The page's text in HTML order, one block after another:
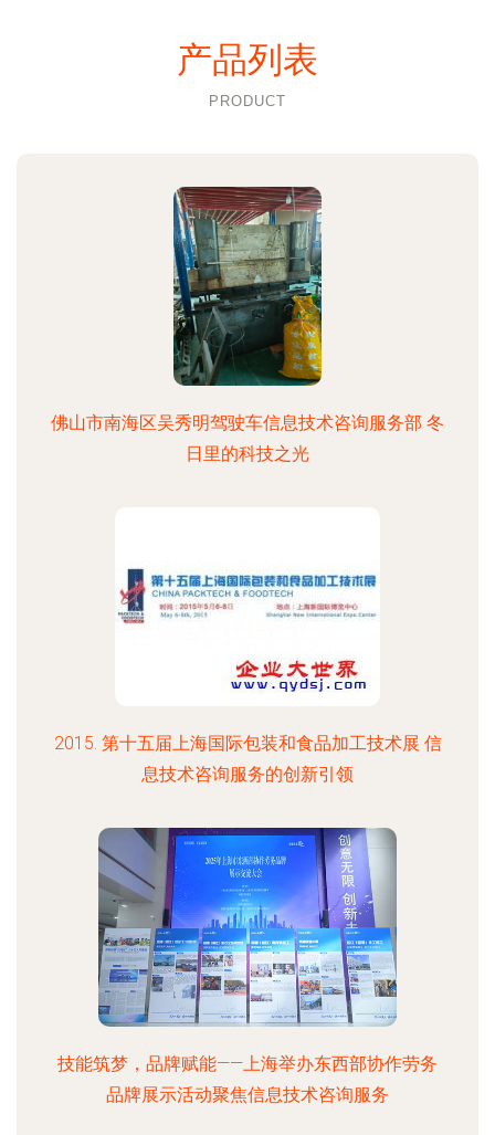
产品列表
PRODUCT
佛山市南海区吴秀明驾驶车信息技术咨询服务部 冬
日里的科技之光
2015. 第十五届上海国际包装和食品加工技术展 信
息技术咨询服务的创新引领
技能筑梦，品牌赋能——上海举办东西部协作劳务
品牌展示活动聚焦信息技术咨询服务